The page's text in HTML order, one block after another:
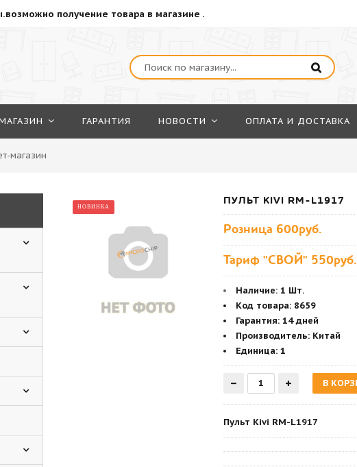
получение товара в магазине .
ГАРАНТИЯ НОВОСТИ ОПЛАТА И ДОСТАВКА
магазин
НОВИНКА ПУЛЬТ KIVI RM-L1917
Розница 600руб.
Тариф "СВОЙ" 550руб.
Наличие: 1 Шт.
Код товара: 8659
Гарантия: 14 дней
Производитель: Китай
Единица: 1
Пульт Kivi RM-L1917